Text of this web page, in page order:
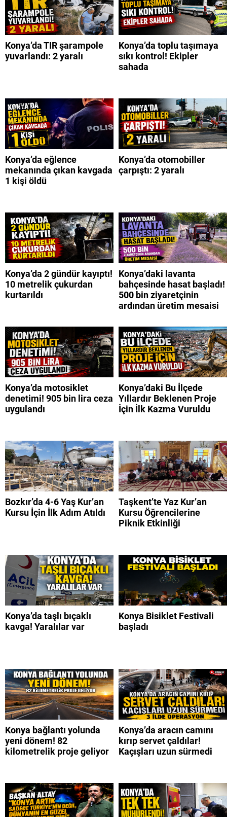
Konya’da TIR şarampole
yuvarlandı: 2 yaralı
Konya’da toplu taşımaya
sıkı kontrol! Ekipler
sahada
Konya’da eğlence
mekanında çıkan kavgada
1 kişi öldü
Konya’da otomobiller
çarpıştı: 2 yaralı
Konya’da 2 gündür kayıptı!
10 metrelik çukurdan
kurtarıldı
Konya’daki lavanta
bahçesinde hasat başladı!
500 bin ziyaretçinin
ardından üretim mesaisi
Konya’da motosiklet
denetimi! 905 bin lira ceza
uygulandı
Konya’daki Bu İlçede
Yıllardır Beklenen Proje
İçin İlk Kazma Vuruldu
Bozkır’da 4-6 Yaş Kur’an
Kursu İçin İlk Adım Atıldı
Taşkent’te Yaz Kur’an
Kursu Öğrencilerine
Piknik Etkinliği
Konya’da taşlı bıçaklı
kavga! Yaralılar var
Konya Bisiklet Festivali
başladı
Konya bağlantı yolunda
yeni dönem! 82
kilometrelik proje geliyor
Konya’da aracın camını
kırıp servet çaldılar!
Kaçışları uzun sürmedi